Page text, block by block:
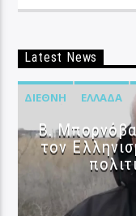
Latest News
ΔΙΕΘΝΉ ΕΛΛΆΔΑ
B.
τον